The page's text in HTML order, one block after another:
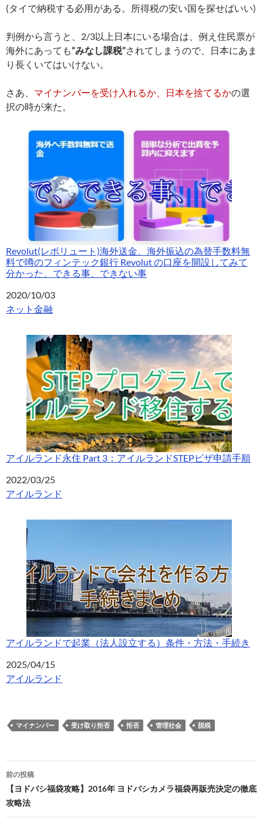
(タイで納税する必用がある。所得税の安い国を探せばいい)
判例から言うと、2/3以上日本にいる場合は、例え住民票が
海外にあっても“みなし課税”されてしまうので、日本にあま
り長くいてはいけない。
さあ、 マイナンバーを受け入れるか、日本を捨てるかの選
択の時が来た。
Revolut(レボリュート)海外送金、海外振込の為替手数料無
料で噂のフィンテック銀行 Revolut の口座を開設してみて
分かった、できる事、できない事
日付
2020/10/03
関連理由
ネット金融
アイルランド永住 Part 3：アイルランドSTEPビザ申請手順
日付
2022/03/25
関連理由
アイルランド
アイルランドで起業（法人設立する）条件・方法・手続き
日付
2025/04/15
関連理由
アイルランド
マイナンバー 受け取り拒否 拒否 管理社会 脱税
投
稿
ナ
前の投稿
【ヨドバシ福袋攻略】2016年 ヨドバシカメラ福袋再販売決定の徹底
攻略法